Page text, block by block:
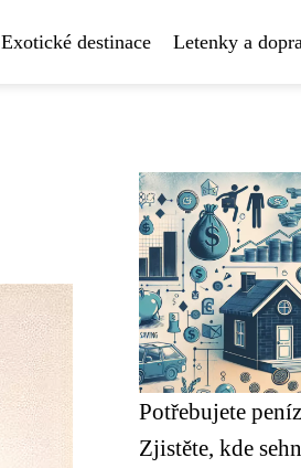
Exotické destinace Letenky a
Potřebujete
Zjistěte, kde